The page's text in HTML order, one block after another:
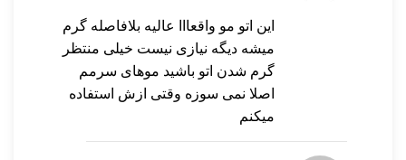
این اتو مو واقعااا عالیه بلافاصله گرم
میشه دیگه نیازی نیست خیلی منتظر
گرم شدن اتو باشید موهای سرمم
اصلا نمی سوزه وقتی ازش استفاده
میکنم